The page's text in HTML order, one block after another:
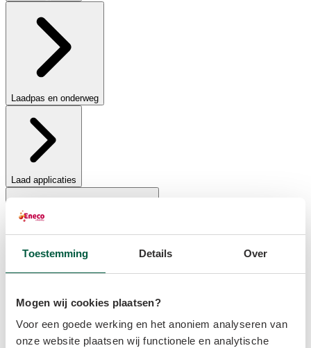
Toestemming Details Over
Mogen wij cookies plaatsen?
Voor een goede werking en het anoniem analyseren van
onze website plaatsen wij functionele en analytische
Laadpas en onderweg
Laad applicaties
Abonnementen, tarieven en betalen